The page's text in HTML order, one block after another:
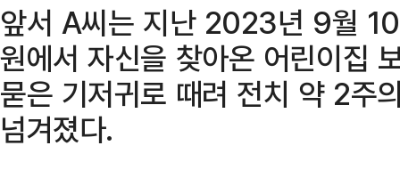
앞서 A씨는 지난 2023년 9월
원에서 자신을 찾아온 어린이집
묻은 기저귀로 때려 전치 약 2주
넘겨졌다.